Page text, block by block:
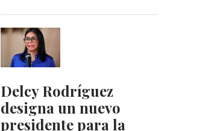
Delcy Rodríguez
designa un nuevo
presidente para la